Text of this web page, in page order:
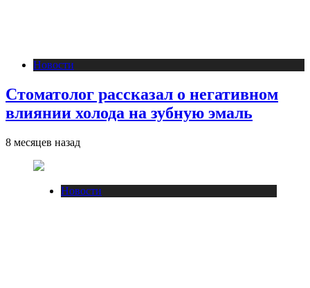
Новости
Стоматолог рассказал о негативном
влиянии холода на зубную эмаль
8 месяцев назад
Новости